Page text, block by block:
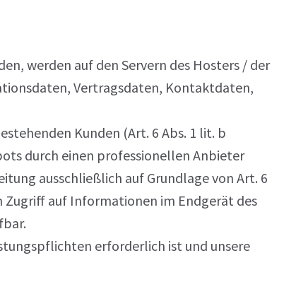
werden auf den Servern des Hosters / der
Vertragsdaten, Kontaktdaten,
Kunden (Art. 6 Abs. 1 lit. b
durch einen professionellen Anbieter
ausschließlich auf Grundlage von Art. 6
Zugriff auf Informationen im Endgerät des
erforderlich ist und unsere